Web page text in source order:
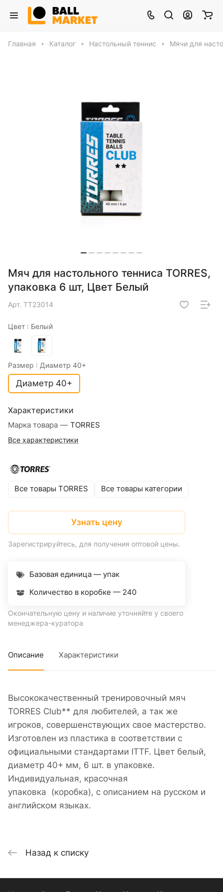
Главная Каталог Настольный теннис Мячи для
Мяч для настольного тенниса TORRES,
упаковка 6 шт, Цвет Белый
Арт. TT23014
Цвет : Белый
Размер : Диаметр 40+
Диаметр 40+
Характеристики
Марка товара — TORRES
Все характеристики
Все товары TORRES Все товары категории
Узнать цену
Зарегистрируйтесь, для получения оптовой цены.
Базовая единица — упак
Количество в коробке — 240
Окончательную цену и наличие уточняйте у своего
менеджера-куратора
Описание Характеристики
Высококачественный тренировочный мяч
TORRES Club** для любителей, а так же
игроков, совершенствующих свое мастерство.
Изготовлен из пластика в соответствии с
официальными стандартами ITTF. Цвет белый,
диаметр 40+ мм, 6 шт. в упаковке.
Индивидуальная, красочная
упаковка (коробка), с описанием на русском и
английском языках.
Назад к списку